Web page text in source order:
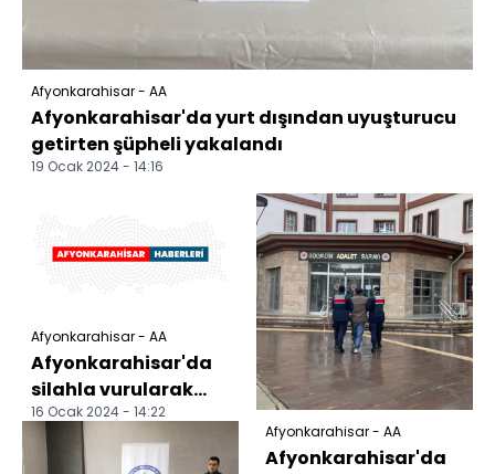
Afyonkarahisar - AA
Afyonkarahisar'da yurt dışından uyuşturucu
getirten şüpheli yakalandı
19 Ocak 2024 - 14:16
Afyonkarahisar - AA
Afyonkarahisar'da
silahla vurularak
ölen kadının
görümcesi
16 Ocak 2024 - 14:22
Afyonkarahisar - AA
Afyonkarahisar'da